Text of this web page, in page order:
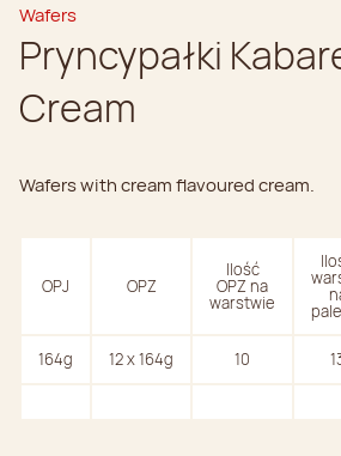
Wafers
Pryncypałki
Cream
Wafers with cream flavoured cream.
OPJ OPZ
Ilość
OPZ na
warstwie
164g 12 x 164g 10